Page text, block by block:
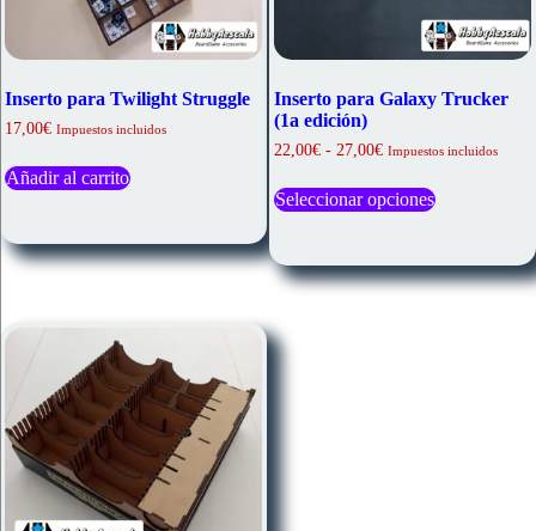
Inserto para Twilight Struggle
17,00€ Impuestos incluidos
Añadir al carrito
Inserto para Galaxy Trucker
(1a edición)
22,00€ - 27,00€Rango
precios:
desde
27,00€
Impuestos incluidos
Seleccionar opcionesproducto
variantes.
Las